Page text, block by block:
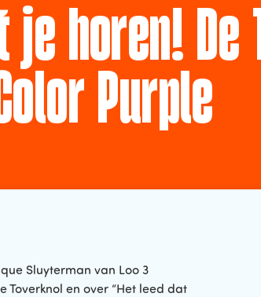
je horen! De
Purple
Sluyterman van Loo 3
en over “Het leed dat